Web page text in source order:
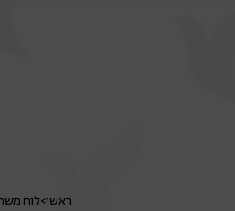
ראשי>לוח